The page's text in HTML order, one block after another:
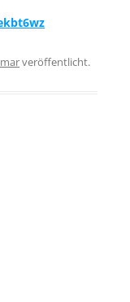
veröffentlicht.